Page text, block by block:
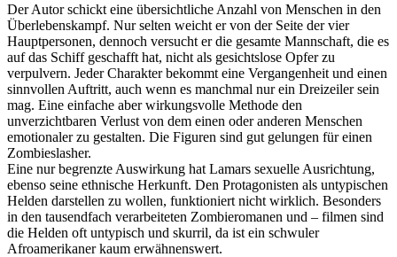
Der Autor schickt eine übersichtliche Anzahl von Menschen in den
Überlebenskampf. Nur selten weicht er von der Seite der vier
Hauptpersonen, dennoch versucht er die gesamte Mannschaft, die es
auf das Schiff geschafft hat, nicht als gesichtslose Opfer zu
verpulvern. Jeder Charakter bekommt eine Vergangenheit und einen
sinnvollen Auftritt, auch wenn es manchmal nur ein Dreizeiler sein
mag. Eine einfache aber wirkungsvolle Methode den
unverzichtbaren Verlust von dem einen oder anderen Menschen
emotionaler zu gestalten. Die Figuren sind gut gelungen für einen
Zombieslasher.
Eine nur begrenzte Auswirkung hat Lamars sexuelle Ausrichtung,
ebenso seine ethnische Herkunft. Den Protagonisten als untypischen
Helden darstellen zu wollen, funktioniert nicht wirklich. Besonders
in den tausendfach verarbeiteten Zombieromanen und – filmen sind
die Helden oft untypisch und skurril, da ist ein schwuler
Afroamerikaner kaum erwähnenswert.